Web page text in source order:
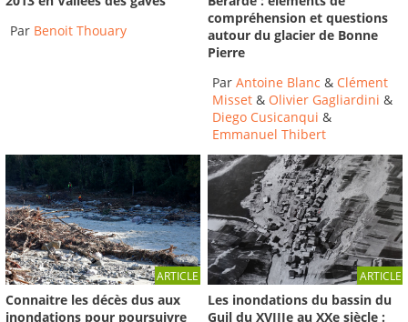
Par Benoit Thouary
compréhension et questions
autour du glacier de Bonne
Pierre
ParAntoine Blanc & Clément
Misset & Olivier Gagliardini &
Diego Cusicanqui &
Emmanuel Thibert
ARTICLE
Connaitre les décès dus aux
inondations pour poursuivre
ARTICLE
Les inondations du bassin du
Guil du XVIIIe au XXe siècle :